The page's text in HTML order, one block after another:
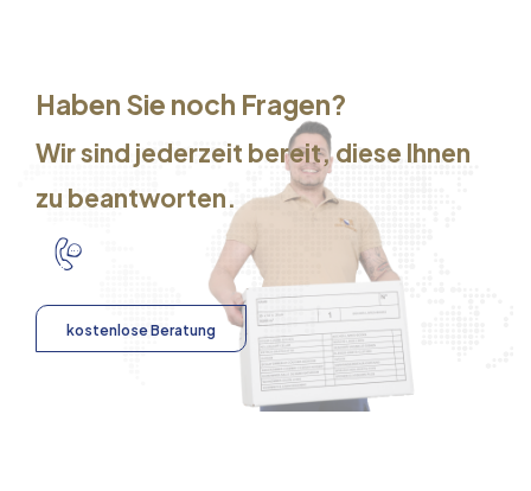
Haben Sie noch Fragen?
Wir sind jederzeit bereit, diese Ihnen
zu beantworten.
kostenlose Beratung